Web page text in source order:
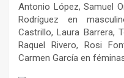
Antonio López, Samuel
Rodríguez en
Castrillo, Laura Barrera,
Raquel Rivero, Rosi
Carmen García en